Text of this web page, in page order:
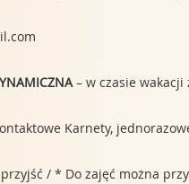
– w czasie
Karnety,
/ * Do zajęć można